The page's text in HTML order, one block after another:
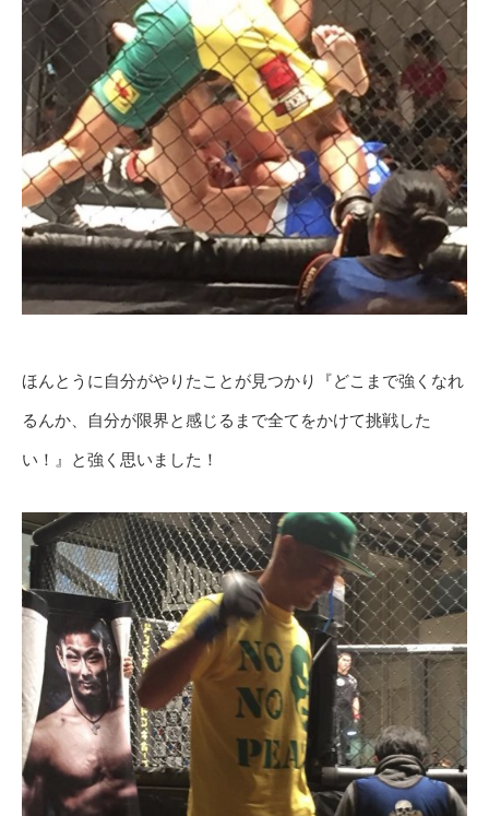
ほんとうに自分がやりたことが見つかり『どこまで強くなれ
るんか、自分が限界と感じるまで全てをかけて挑戦した
い！』と強く思いました！